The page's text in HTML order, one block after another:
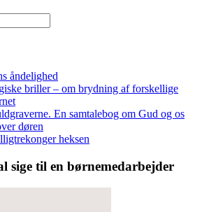
åndelighed
briller – om brydning af forskellige
En samtalebog om Gud og os
døren
heksen
sige til en børnemedarbejder